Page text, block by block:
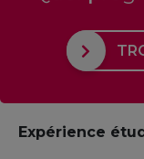
Expérience